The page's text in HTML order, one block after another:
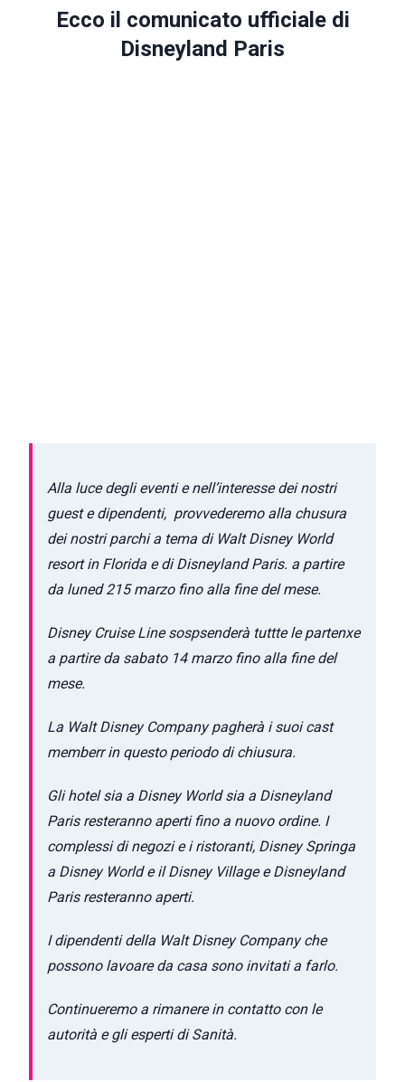
Ecco il comunicato ufficiale di
Disneyland Paris
Alla luce degli eventi e nell’interesse dei nostri
guest e dipendenti, provvederemo alla chusura
dei nostri parchi a tema di Walt Disney World
resort in Florida e di Disneyland Paris. a partire
da luned 215 marzo fino alla fine del mese.
Disney Cruise Line sospsenderà tuttte le partenxe
a partire da sabato 14 marzo fino alla fine del
mese.
La Walt Disney Company pagherà i suoi cast
memberr in questo periodo di chiusura.
Gli hotel sia a Disney World sia a Disneyland
Paris resteranno aperti fino a nuovo ordine. I
complessi di negozi e i ristoranti, Disney Springa
a Disney World e il Disney Village e Disneyland
Paris resteranno aperti.
I dipendenti della Walt Disney Company che
possono lavoare da casa sono invitati a farlo.
Continueremo a rimanere in contatto con le
autorità e gli esperti di Sanità.